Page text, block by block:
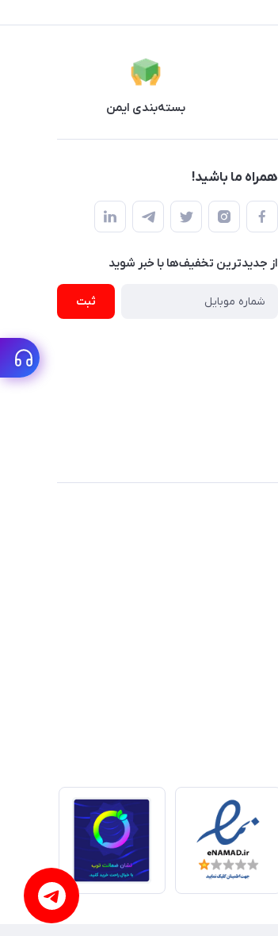
بسته‌بندی ایمن
همراه ما باشید!
از جدید‌ترین تخفیف‌ها با‌ خبر شوید
ثبت